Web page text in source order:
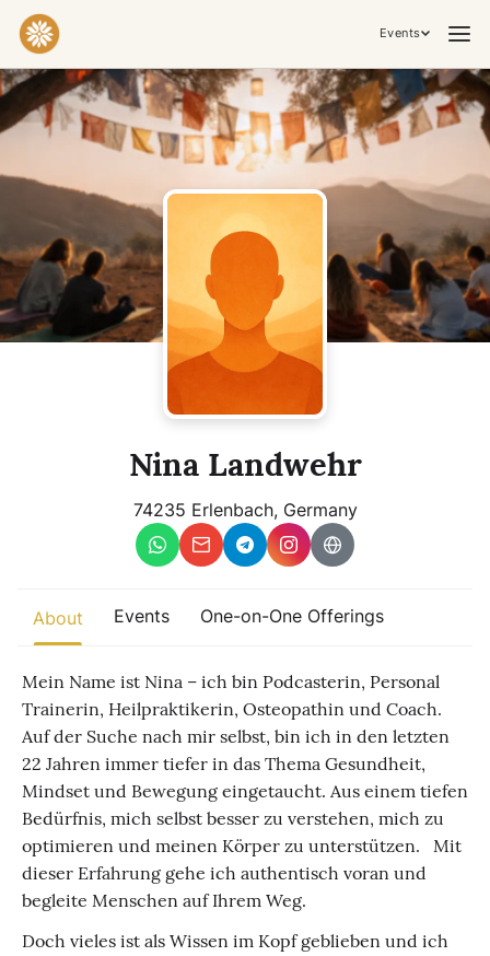
Events
Practices & Inner Work
Meditation
Breathwork
Embodiment
Ceremony, Music & Movement
Kirtan
Sound Healing
Cacao Ceremony
growth are actively unfolding.
Nina Landwehr
74235 Erlenbach, Germany
About Events One-on-One Offerings
Mein Name ist Nina – ich bin Podcasterin, Personal
Trainerin, Heilpraktikerin, Osteopathin und Coach. ​
Auf der Suche nach mir selbst, bin ich in den letzten
22 Jahren immer tiefer in das Thema Gesundheit,
Mindset und Bewegung eingetaucht. Aus einem tiefen
Bedürfnis, mich selbst besser zu verstehen, mich zu
optimieren und meinen Körper zu unterstützen. Mit
dieser Erfahrung gehe ich authentisch voran und
begleite Menschen auf Ihrem Weg.
Doch vieles ist als Wissen im Kopf geblieben und ich